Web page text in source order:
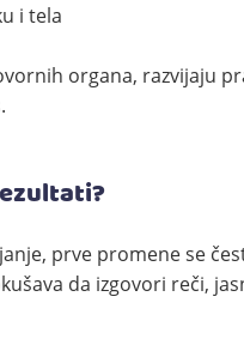
i tela
organa, razvijaju
prve promene se
da izgovori reči,